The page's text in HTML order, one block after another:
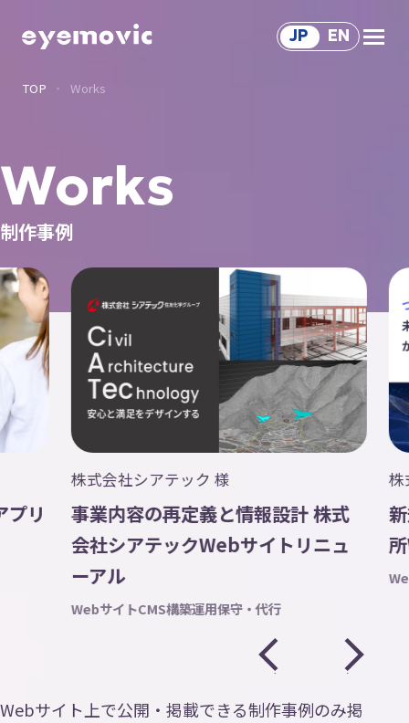
Service
Solution
ソリューション サー ビス
Works
制 作事例
Voice
関 わ る
About Us
会社情
Recruit
Contact
ニュース
トピックス
プライバシーポリシー
JP EN
TOP Works
Works
制作事例
リ
株式会社シアテック 様
事業内容の再定義と情報設計 株式
会社シアテックWebサイトリニュ
ーアル
WebサイトCMS構築運用保守・代行
株
Webサイト上で公開・掲載できる制作事例のみ掲